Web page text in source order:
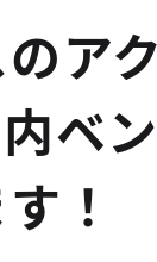
ア
ベ
！